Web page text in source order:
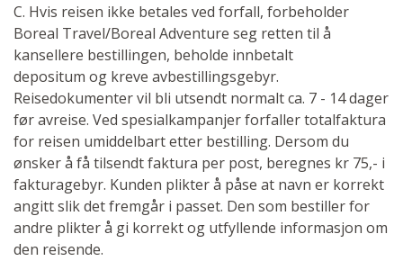
C. Hvis reisen ikke betales ved forfall, forbeholder
Boreal Travel/Boreal Adventure seg retten til å
kansellere bestillingen, beholde innbetalt
depositum og kreve avbestillingsgebyr.
Reisedokumenter vil bli utsendt normalt ca. 7 - 14 dager
før avreise. Ved spesialkampanjer forfaller totalfaktura
for reisen umiddelbart etter bestilling. Dersom du
ønsker å få tilsendt faktura per post, beregnes kr 75,- i
fakturagebyr. Kunden plikter å påse at navn er korrekt
angitt slik det fremgår i passet. Den som bestiller for
andre plikter å gi korrekt og utfyllende informasjon om
den reisende.